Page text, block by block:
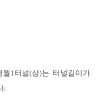
1터널(상)는 터널길이가
.